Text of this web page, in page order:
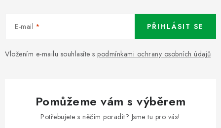
E-mail
Vložením e-mailu souhlasíte s podmínkami ochrany osobních údajů
PŘIHLÁSIT SE
Pomůžeme vám s výběrem
Potřebujete s něčím poradit? Jsme tu pro vás!